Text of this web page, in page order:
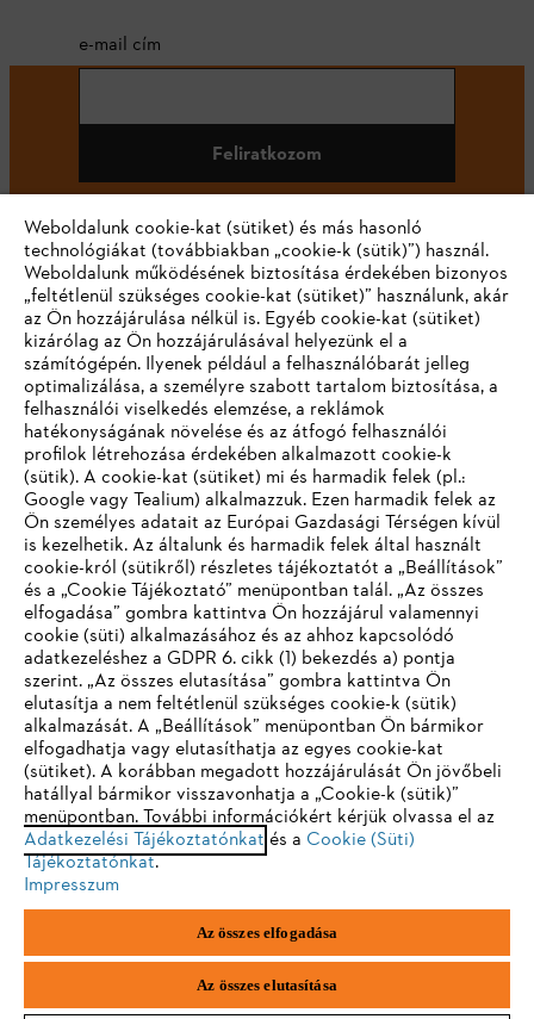
e-mail cím
Feliratkozom
#STIHL
Vállalat
STIHL GYIK
Szerviz
Adatvédelem Impresszum Cookie tájékoztató
Jogi információk
Andreas Stihl Kereskedelmi Kft.
Székhely: H-2051 Biatorbágy-Budapark
IHR BROWSER WIRD NICHT
UNTERSTÜTZT
Sie nutzen einen Browser, den wir noch nicht unterstützen. Für
eine optimale Nutzung unserer Seite empfehlen wir Ihnen, zu
einem der folgenden Browser zu wechseln:
Firefox Chrome
Weboldalunk cookie-kat (sütiket) és más hasonló
technológiákat (továbbiakban „cookie-k (sütik)”) használ.
Weboldalunk működésének biztosítása érdekében bizonyos
„feltétlenül szükséges cookie-kat (sütiket)” használunk, akár
az Ön hozzájárulása nélkül is. Egyéb cookie-kat (sütiket)
kizárólag az Ön hozzájárulásával helyezünk el a
számítógépén. Ilyenek például a felhasználóbarát jelleg
optimalizálása, a személyre szabott tartalom biztosítása, a
felhasználói viselkedés elemzése, a reklámok
hatékonyságának növelése és az átfogó felhasználói
profilok létrehozása érdekében alkalmazott cookie-k
(sütik). A cookie-kat (sütiket) mi és harmadik felek (pl.:
Google vagy Tealium) alkalmazzuk. Ezen harmadik felek az
Ön személyes adatait az Európai Gazdasági Térségen kívül
is kezelhetik. Az általunk és harmadik felek által használt
cookie-król (sütikről) részletes tájékoztatót a „Beállítások”
és a „Cookie Tájékoztató” menüpontban talál. „Az összes
elfogadása” gombra kattintva Ön hozzájárul valamennyi
cookie (süti) alkalmazásához és az ahhoz kapcsolódó
adatkezeléshez a GDPR 6. cikk (1) bekezdés a) pontja
szerint. „Az összes elutasítása” gombra kattintva Ön
elutasítja a nem feltétlenül szükséges cookie-k (sütik)
alkalmazását. A „Beállítások” menüpontban Ön bármikor
elfogadhatja vagy elutasíthatja az egyes cookie-kat
(sütiket). A korábban megadott hozzájárulását Ön jövőbeli
hatállyal bármikor visszavonhatja a „Cookie-k (sütik)”
menüpontban. További információkért kérjük olvassa el az
Adatkezelési Tájékoztatónkat és a Cookie (Süti)
Tájékoztatónkat.
Impresszum
Az összes elfogadása
Az összes elutasítása